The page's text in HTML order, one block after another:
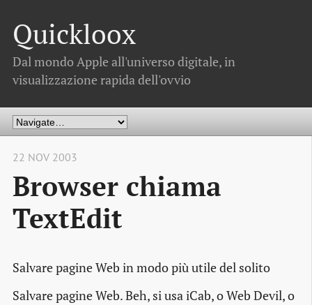
Quickloox
Dal mondo Apple all'universo digitale, in
visualizzazione rapida dell'ovvio
22 NOV 2003
Browser chiama
TextEdit
Salvare pagine Web in modo più utile del solito
Salvare pagine Web. Beh, si usa iCab, o Web Devil, o